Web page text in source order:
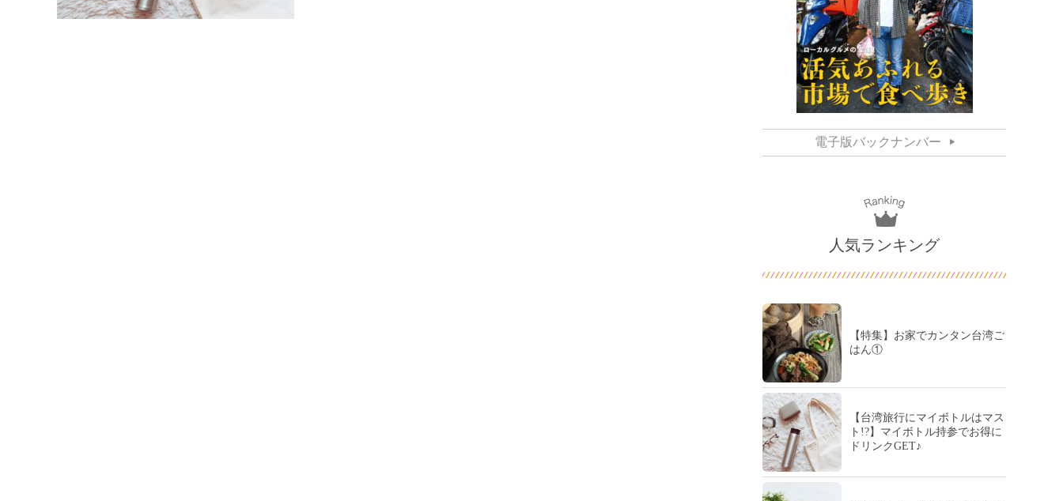
電子版バックナンバー
人気ランキング
【特集】お家でカンタン台湾ご
はん①
【台湾旅行にマイボトルはマス
ト!?】マイボトル持参でお得に
ドリンクGET♪